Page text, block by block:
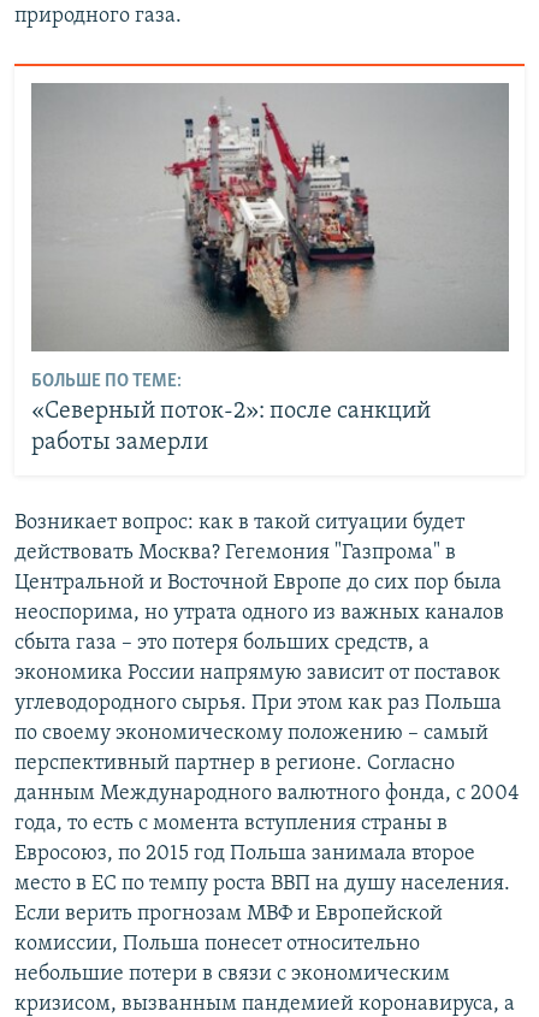
природного газа.
БОЛЬШЕ ПО ТЕМЕ:
«Северный поток-2»: после санкций
работы замерли
Возникает вопрос: как в такой ситуации будет
действовать Москва? Гегемония "Газпрома" в
Центральной и Восточной Европе до сих пор была
неоспорима, но утрата одного из важных каналов
сбыта газа – это потеря больших средств, а
экономика России напрямую зависит от поставок
углеводородного сырья. При этом как раз Польша
по своему экономическому положению – самый
перспективный партнер в регионе. Согласно
данным Международного валютного фонда, с 2004
года, то есть с момента вступления страны в
Евросоюз, по 2015 год Польша занимала второе
место в ЕС по темпу роста ВВП на душу населения.
Если верить прогнозам МВФ и Европейской
комиссии, Польша понесет относительно
небольшие потери в связи с экономическим
кризисом, вызванным пандемией коронавируса, а